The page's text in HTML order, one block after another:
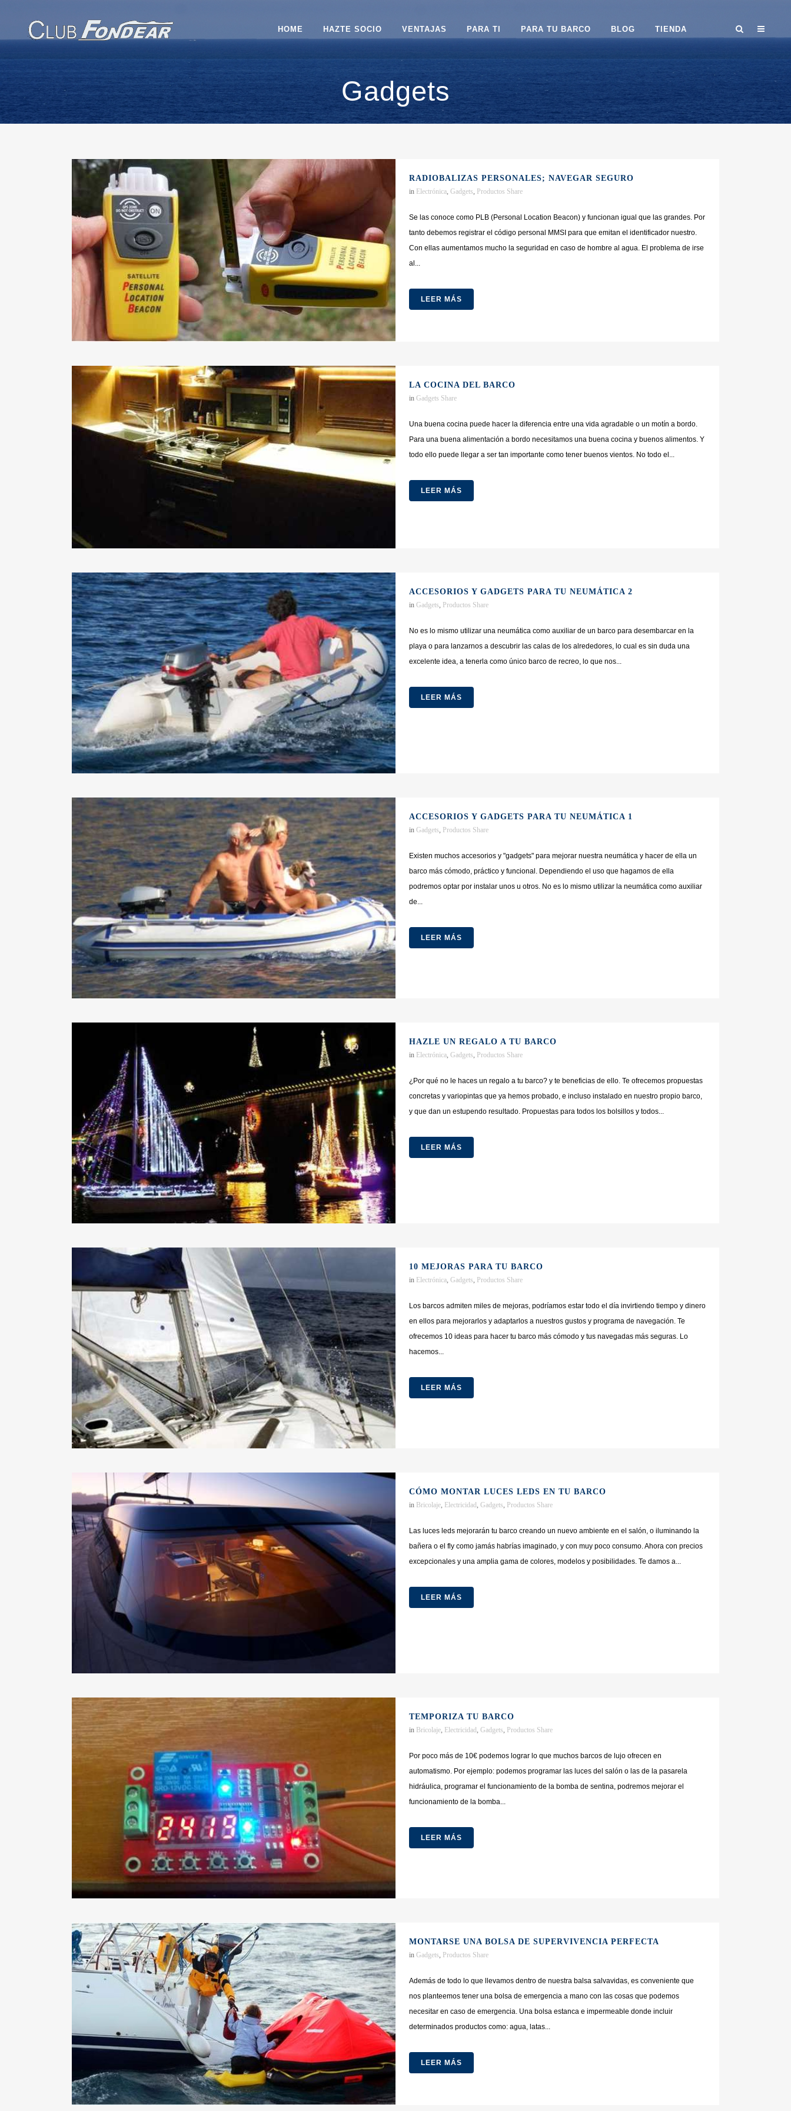
HOME HAZTE SOCIO VENTAJAS PARA TI PARA TU BARCO BLOG TIENDA
Gadgets
RADIOBALIZAS PERSONALES; NAVEGAR SEGURO
in Electrónica, Gadgets, Productos Share
Se las conoce como PLB (Personal Location Beacon) y funcionan igual que las grandes. Por
tanto debemos registrar el código personal MMSI para que emitan el identificador nuestro.
Con ellas aumentamos mucho la seguridad en caso de hombre al agua. El problema de irse
al...
LEER MÁS
LA COCINA DEL BARCO
in Gadgets Share
Una buena cocina puede hacer la diferencia entre una vida agradable o un motín a bordo.
Para una buena alimentación a bordo necesitamos una buena cocina y buenos alimentos. Y
todo ello puede llegar a ser tan importante como tener buenos vientos. No todo el...
LEER MÁS
ACCESORIOS Y GADGETS PARA TU NEUMÁTICA 2
in Gadgets, Productos Share
No es lo mismo utilizar una neumática como auxiliar de un barco para desembarcar en la
playa o para lanzarnos a descubrir las calas de los alrededores, lo cual es sin duda una
excelente idea, a tenerla como único barco de recreo, lo que nos...
LEER MÁS
ACCESORIOS Y GADGETS PARA TU NEUMÁTICA 1
in Gadgets, Productos Share
Existen muchos accesorios y "gadgets" para mejorar nuestra neumática y hacer de ella un
barco más cómodo, práctico y funcional. Dependiendo el uso que hagamos de ella
podremos optar por instalar unos u otros. No es lo mismo utilizar la neumática como auxiliar
de...
LEER MÁS
HAZLE UN REGALO A TU BARCO
in Electrónica, Gadgets, Productos Share
¿Por qué no le haces un regalo a tu barco? y te beneficias de ello. Te ofrecemos propuestas
concretas y variopintas que ya hemos probado, e incluso instalado en nuestro propio barco,
y que dan un estupendo resultado. Propuestas para todos los bolsillos y todos...
LEER MÁS
10 MEJORAS PARA TU BARCO
in Electrónica, Gadgets, Productos Share
Los barcos admiten miles de mejoras, podríamos estar todo el día invirtiendo tiempo y dinero
en ellos para mejorarlos y adaptarlos a nuestros gustos y programa de navegación. Te
ofrecemos 10 ideas para hacer tu barco más cómodo y tus navegadas más seguras. Lo
hacemos...
LEER MÁS
CÓMO MONTAR LUCES LEDS EN TU BARCO
in Bricolaje, Electricidad, Gadgets, Productos Share
Las luces leds mejorarán tu barco creando un nuevo ambiente en el salón, o iluminando la
bañera o el fly como jamás habrías imaginado, y con muy poco consumo. Ahora con precios
excepcionales y una amplia gama de colores, modelos y posibilidades. Te damos a...
LEER MÁS
TEMPORIZA TU BARCO
in Bricolaje, Electricidad, Gadgets, Productos Share
Por poco más de 10€ podemos lograr lo que muchos barcos de lujo ofrecen en
automatismo. Por ejemplo: podemos programar las luces del salón o las de la pasarela
hidráulica, programar el funcionamiento de la bomba de sentina, podremos mejorar el
funcionamiento de la bomba...
LEER MÁS
MONTARSE UNA BOLSA DE SUPERVIVENCIA PERFECTA
in Gadgets, Productos Share
Además de todo lo que llevamos dentro de nuestra balsa salvavidas, es conveniente que
nos planteemos tener una bolsa de emergencia a mano con las cosas que podemos
necesitar en caso de emergencia. Una bolsa estanca e impermeable donde incluir
determinados productos como: agua, latas...
LEER MÁS